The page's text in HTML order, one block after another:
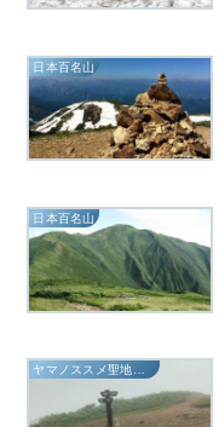
日本百名山
日本百名山
ヤマノススメ聖地巡礼